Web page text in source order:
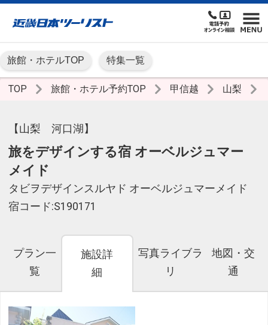
旅館・ホテルTOP 特集一覧
TOP 旅館・ホテル予約TOP 甲信越 山梨
【山梨 河口湖】
旅をデザインする宿 オーベルジュマー
メイド
タビヲデザインスルヤド オーベルジュマーメイド
宿コード:S190171
プラン一
覧
施設詳
細
写真ライブラ
リ
地図・交
通